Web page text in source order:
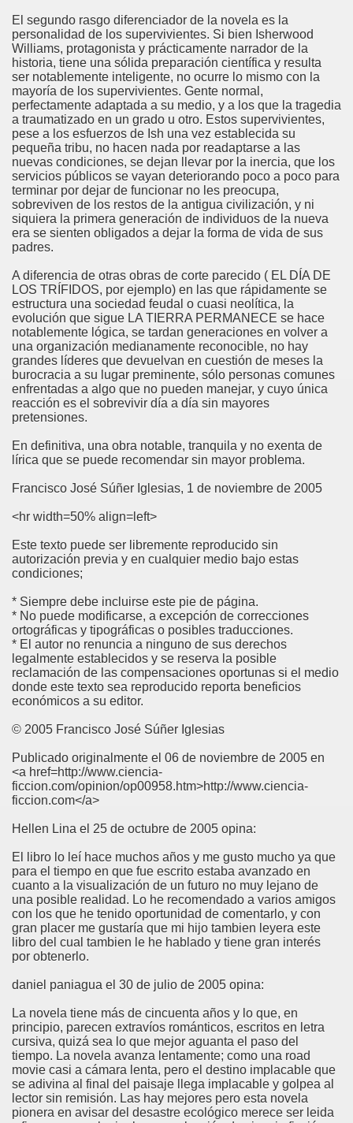
El segundo rasgo diferenciador de la novela es la
personalidad de los supervivientes. Si bien Isherwood
Williams, protagonista y prácticamente narrador de la
historia, tiene una sólida preparación científica y resulta
ser notablemente inteligente, no ocurre lo mismo con la
mayoría de los supervivientes. Gente normal,
perfectamente adaptada a su medio, y a los que la tragedia
a traumatizado en un grado u otro. Estos supervivientes,
pese a los esfuerzos de Ish una vez establecida su
pequeña tribu, no hacen nada por readaptarse a las
nuevas condiciones, se dejan llevar por la inercia, que los
servicios públicos se vayan deteriorando poco a poco para
terminar por dejar de funcionar no les preocupa,
sobreviven de los restos de la antigua civilización, y ni
siquiera la primera generación de individuos de la nueva
era se sienten obligados a dejar la forma de vida de sus
padres.
A diferencia de otras obras de corte parecido ( EL DÍA DE
LOS TRÍFIDOS, por ejemplo) en las que rápidamente se
estructura una sociedad feudal o cuasi neolítica, la
evolución que sigue LA TIERRA PERMANECE se hace
notablemente lógica, se tardan generaciones en volver a
una organización medianamente reconocible, no hay
grandes líderes que devuelvan en cuestión de meses la
burocracia a su lugar preminente, sólo personas comunes
enfrentadas a algo que no pueden manejar, y cuyo única
reacción es el sobrevivir día a día sin mayores
pretensiones.
En definitiva, una obra notable, tranquila y no exenta de
lírica que se puede recomendar sin mayor problema.
Francisco José Súñer Iglesias, 1 de noviembre de 2005
<hr width=50% align=left>
Este texto puede ser libremente reproducido sin
autorización previa y en cualquier medio bajo estas
condiciones;
* Siempre debe incluirse este pie de página.
* No puede modificarse, a excepción de correcciones
ortográficas y tipográficas o posibles traducciones.
* El autor no renuncia a ninguno de sus derechos
legalmente establecidos y se reserva la posible
reclamación de las compensaciones oportunas si el medio
donde este texto sea reproducido reporta beneficios
económicos a su editor.
© 2005 Francisco José Súñer Iglesias
Publicado originalmente el 06 de noviembre de 2005 en
<a href=http://www.ciencia-
ficcion.com/opinion/op00958.htm>http://www.ciencia-
ficcion.com</a>
Hellen Lina el 25 de octubre de 2005 opina:
El libro lo leí hace muchos años y me gusto mucho ya que
para el tiempo en que fue escrito estaba avanzado en
cuanto a la visualización de un futuro no muy lejano de
una posible realidad. Lo he recomendado a varios amigos
con los que he tenido oportunidad de comentarlo, y con
gran placer me gustaría que mi hijo tambien leyera este
libro del cual tambien le he hablado y tiene gran interés
por obtenerlo.
daniel paniagua el 30 de julio de 2005 opina:
La novela tiene más de cincuenta años y lo que, en
principio, parecen extravíos románticos, escritos en letra
cursiva, quizá sea lo que mejor aguanta el paso del
tiempo. La novela avanza lentamente; como una road
movie casi a cámara lenta, pero el destino implacable que
se adivina al final del paisaje llega implacable y golpea al
lector sin remisión. Las hay mejores pero esta novela
pionera en avisar del desastre ecológico merece ser leida